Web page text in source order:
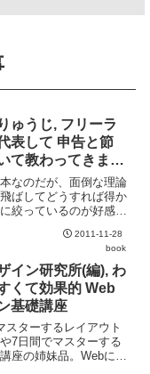
ゅうじ, フリーラ
表して 申告と節
て教わってきまし
なのだが、面倒な理論
ばしてどうすれば得か
絞っているのが好感が
ろかが明確になっている
ント。表題はフリーラン
っているが、確定申告
なら誰でも読む価値
2011-11-28
book
イン研究所(編), わ
くて効果的 Web
基礎講座
スターするレイアウト
7日間でマスターする
座の姉妹品。Webに関